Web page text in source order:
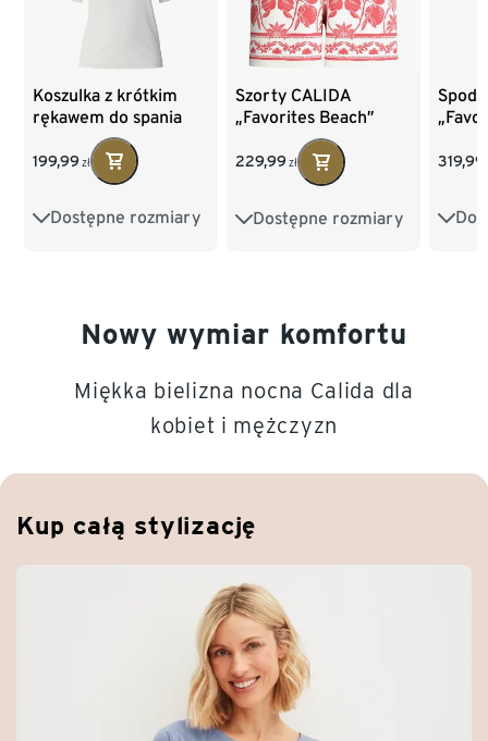
Koszulka z krótkim
rękawem do spania
199,99 zł
Dostępne rozmiary
XS S M L
Szorty CALIDA
„Favorites Beach”
229,99 zł
Dostępne rozmiary
XS S M L
319,99
XS
Nowy wymiar komfortu
Miękka bielizna nocna Calida dla
kobiet i mężczyzn
Kup całą stylizację